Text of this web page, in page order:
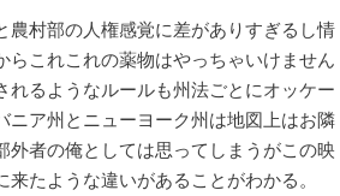
農村部の人権感覚に差がありすぎるし情
これこれの薬物はやっちゃいけません
るようなルールも州法ごとにオッケー
ニア州とニューヨーク州は地図上はお隣
外者の俺としては思ってしまうがこの映
たような違いがあることがわかる。